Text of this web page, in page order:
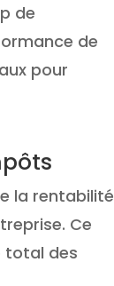
de
de
pour
la rentabilité
Ce
total des